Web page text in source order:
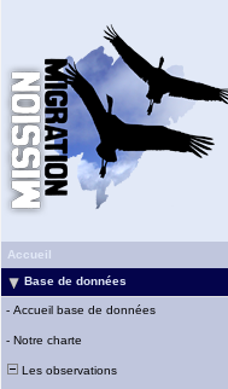
Accueil
Base de données
- Accueil base de données
- Notre charte
Les observations